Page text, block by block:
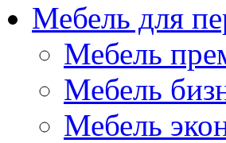
Мебель для
Мебель
Мебель
Мебель